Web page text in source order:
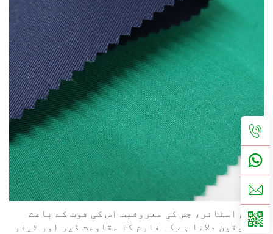
پولی اسٹائر، جس کی معروفیت اس کی قوت کے باعث
ہے، یقین دلاتا ہے کہ فارم کا مقاومت ڈیر اور ٹیار